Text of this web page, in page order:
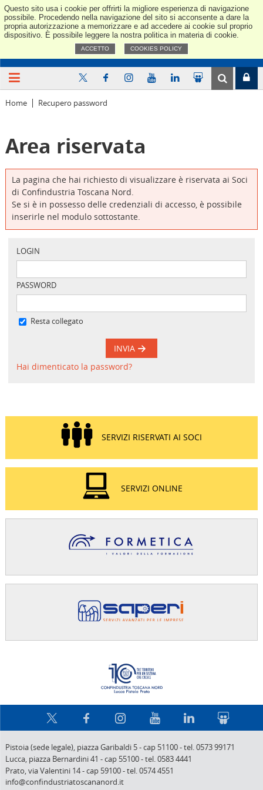
Questo sito usa i cookie per offrirti la migliore esperienza di navigazione
possibile. Procedendo nella navigazione del sito si acconsente a dare la
propria autorizzazione a memorizzare e ad accedere ai cookie sul proprio
dispositivo. È possibile leggere la nostra politica in materia di cookie.
ACCETTO COOKIES POLICY
Home Recupero password
Area riservata
La pagina che hai richiesto di visualizzare è riservata ai Soci
di Confindustria Toscana Nord.
Se si è in possesso delle credenziali di accesso, è possibile
inserirle nel modulo sottostante.
LOGIN
PASSWORD
Resta collegato
INVIA
Hai dimenticato la password?
SERVIZI RISERVATI AI SOCI
SERVIZI ONLINE
Pistoia (sede legale), piazza Garibaldi 5-cap 51100-tel. 0573 99171
Lucca, piazza Bernardini 41 -cap 55100-tel. 0583 4441
Prato,via Valentini 14-cap 59100-tel. 0574 4551
info@confindustriatoscananord.it